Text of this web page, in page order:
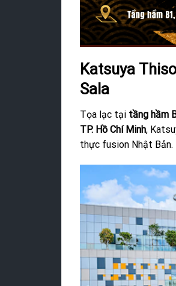
Katsuya
Sala
Tọa lạc tại tầng hầm
TP. Hồ Chí Minh,
thực fusion Nhật Bản.